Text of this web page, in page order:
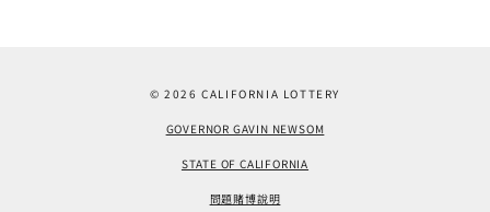
© 2026 CALIFORNIA LOTTERY
GOVERNOR GAVIN NEWSOM
STATE OF CALIFORNIA
問題賭博說明